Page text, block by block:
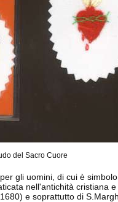
del Sacro Cuore
gli uomini, di cui è simbolo
nell'antichità cristiana
e soprattutto di